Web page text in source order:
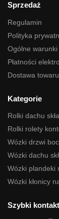
Sprzedaż
Regulamin
Polityka
Ogólne
Płatności
Dostawa towaru
Kategorie
Rolki dachu
Rolki rolety
Wózki drzwi
Wózki dachu
Wózki plandeki
Wózki kłonicy
Szybki kontakt